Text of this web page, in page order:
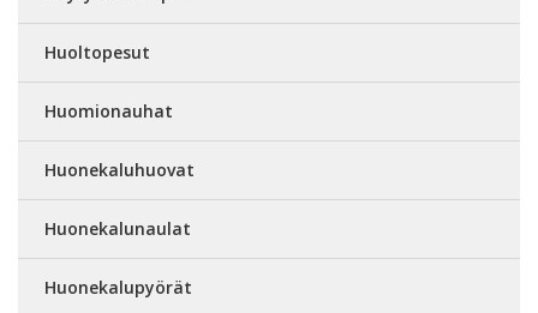
Huoltopesut
Huomionauhat
Huonekaluhuovat
Huonekalunaulat
Huonekalupyörät